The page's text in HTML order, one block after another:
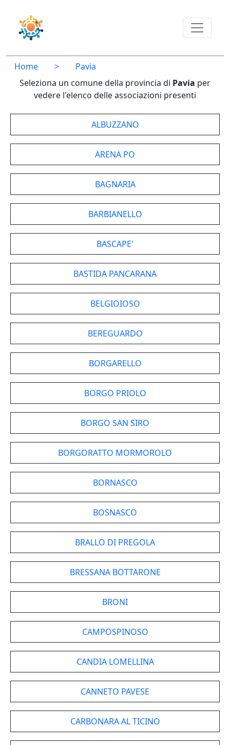
Home >
Pavia
Seleziona un comune della provincia di Pavia per
vedere l'elenco delle associazioni presenti
ALBUZZANO
ARENA PO
BAGNARIA
BARBIANELLO
BASCAPE'
BASTIDA PANCARANA
BELGIOIOSO
BEREGUARDO
BORGARELLO
BORGO PRIOLO
BORGO SAN SIRO
BORGORATTO MORMOROLO
BORNASCO
BOSNASCO
BRALLO DI PREGOLA
BRESSANA BOTTARONE
BRONI
CAMPOSPINOSO
CANDIA LOMELLINA
CANNETO PAVESE
CARBONARA AL TICINO